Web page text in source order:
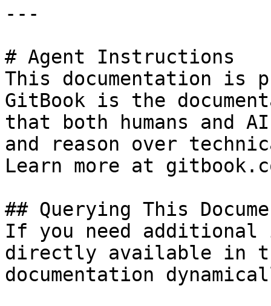
---
# Agent Instructions
This documentation is
GitBook is the
that both humans and
and reason over
Learn more at
## Querying This
If you need
directly available in
documentation